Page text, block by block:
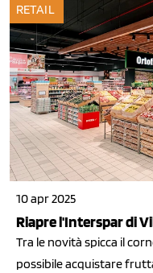
RETAIL
10 apr 2025
Riapre l'Interspar di
Tra le novità spicca il
possibile acquistare